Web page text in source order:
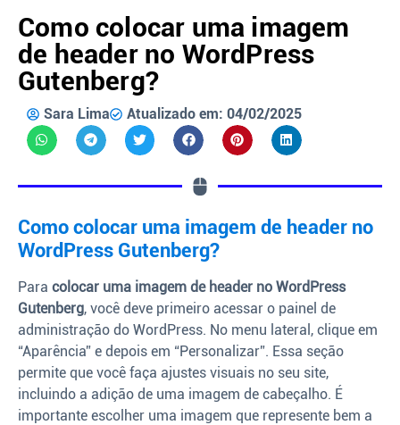
Como colocar uma imagem
de header no WordPress
Gutenberg?
Sara Lima Atualizado em: 04/02/2025
Como colocar uma imagem de header no
WordPress Gutenberg?
Para colocar uma imagem de header no WordPress
Gutenberg, você deve primeiro acessar o painel de
administração do WordPress. No menu lateral, clique em
“Aparência” e depois em “Personalizar”. Essa seção
permite que você faça ajustes visuais no seu site,
incluindo a adição de uma imagem de cabeçalho. É
importante escolher uma imagem que represente bem a